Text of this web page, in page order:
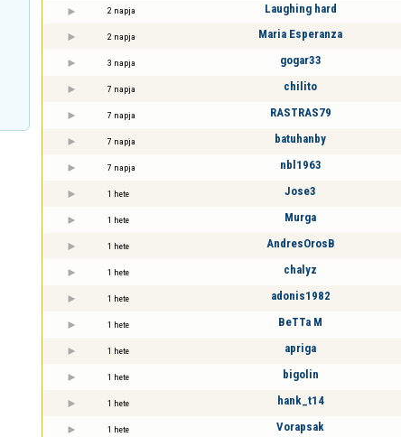
2 napja Laughing hard
2 napja Maria Esperanza
3 napja gogar33
7 napja chilito
7 napja RASTRAS79
7 napja batuhanby
7 napja nbl1963
1 hete Jose3
1 hete Murga
1 hete AndresOrosB
1 hete chalyz
1 hete adonis1982
1 hete BeTTa M
1 hete apriga
1 hete bigolin
1 hete hank_t14
1 hete Vorapsak